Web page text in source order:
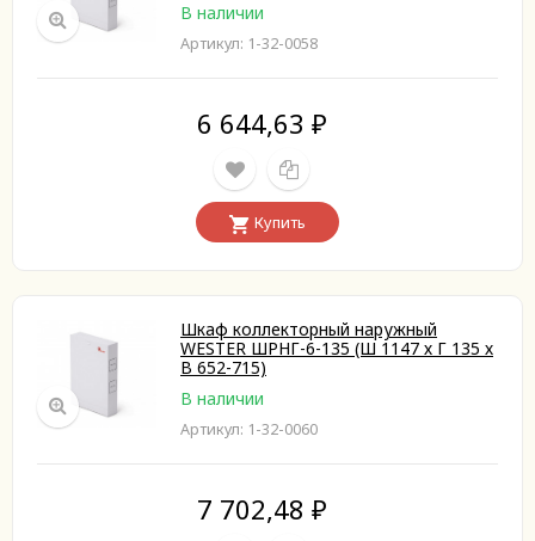
В наличии
Артикул: 1-32-0058
6 644,63 ₽
Купить
Шкаф коллекторный наружный
WESTER ШРНГ-6-135 (Ш 1147 х Г 135 х
В 652-715)
В наличии
Артикул: 1-32-0060
7 702,48 ₽